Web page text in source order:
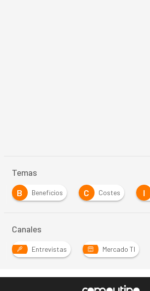
Temas
B
Beneficios C Costes I
Canales
Entrevistas Mercado TI